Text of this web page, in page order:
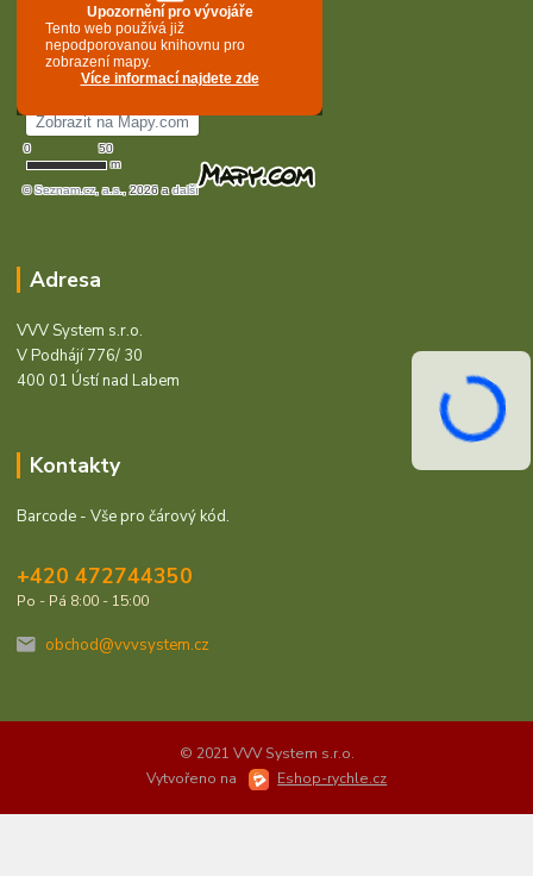
Adresa
VVV System s.r.o.
V Podhájí 776/ 30
400 01 Ústí nad Labem
Kontakty
Barcode - Vše pro čárový kód.
+420 472744350
Po - Pá 8:00 - 15:00
obchod@vvvsystem.cz
© 2021 VVV System s.r.o.
Vytvořeno na
Eshop-rychle.cz